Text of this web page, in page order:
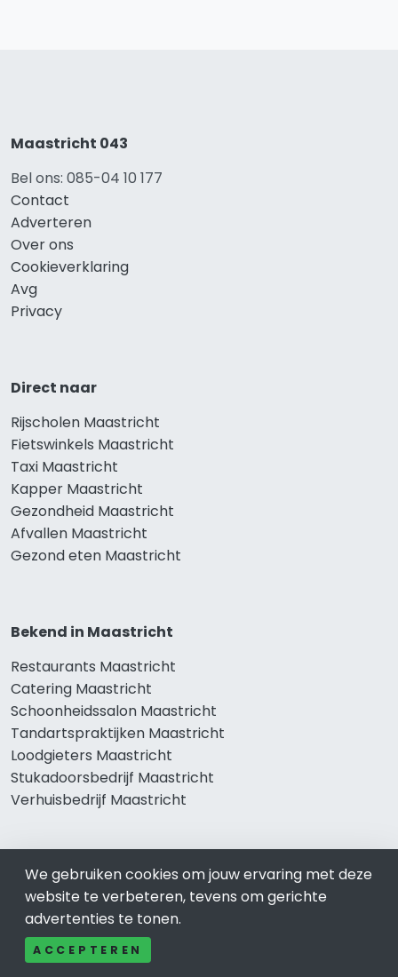
Maastricht 043
Bel ons: 085-04 10 177
Contact
Adverteren
Over ons
Cookieverklaring
Avg
Privacy
Direct naar
Rijscholen Maastricht
Fietswinkels Maastricht
Taxi Maastricht
Kapper Maastricht
Gezondheid Maastricht
Afvallen Maastricht
Gezond eten Maastricht
Bekend in Maastricht
Restaurants Maastricht
Catering Maastricht
Schoonheidssalon Maastricht
Tandartspraktijken Maastricht
Loodgieters Maastricht
Stukadoorsbedrijf Maastricht
Verhuisbedrijf Maastricht
Wij zijn er voor
Winkelen Maastricht
Meubel-Woonwinkel Maastricht
Appartementen- en Kamerverhuur Maastricht
We gebruiken cookies om jouw ervaring met deze
website te verbeteren, tevens om gerichte
advertenties te tonen.
ACCEPTEREN